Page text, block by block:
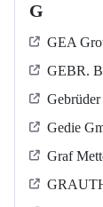
G
GEA
GEBR.
Gedie
Graf